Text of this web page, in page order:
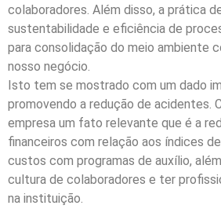
colaboradores. Além disso, a prática
sustentabilidade e eficiência de
para consolidação do meio ambiente
nosso negócio.
Isto tem se mostrado com um dado
promovendo a redução de acidentes.
empresa um fato relevante que é a
financeiros com relação aos índices
custos com programas de auxílio,
cultura de colaboradores e ter
na instituição.